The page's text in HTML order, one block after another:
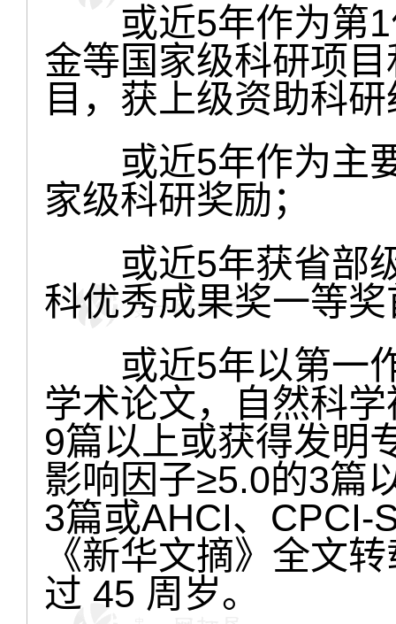
或近5年作为第1
金等国家级科研项
目，获上级资助科
或近5年作为主要
家级科研奖励；
或近5年获省部级
科优秀成果奖一等
或近5年以第一作
学术论文，自然科
9篇以上或获得发明
影响因子≥5.0的3篇
3篇或AHCI、CPCI-
《新华文摘》全文
过 45 周岁。